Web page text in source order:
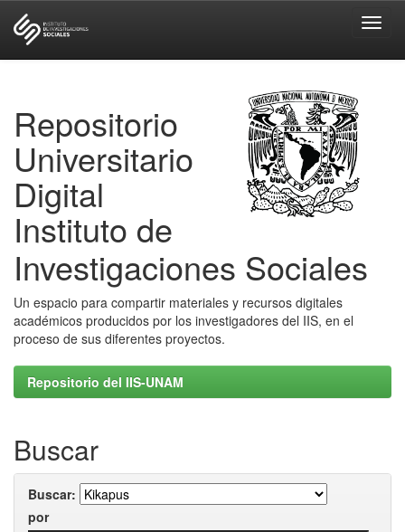
Repositorio
Universitario
Digital
Instituto de
Investigaciones Sociales
Un espacio para compartir materiales y recursos digitales
académicos producidos por los investigadores del IIS, en el
proceso de sus diferentes proyectos.
Repositorio del IIS-UNAM
Buscar
Buscar:
por